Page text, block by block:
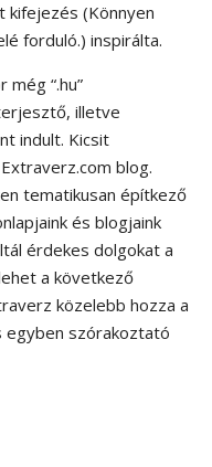
(Könnyen
forduló.) inspirálta.
“.hu”
illetve
indult. Kicsit
blog.
tematikusan építkező
és blogjaink
érdekes dolgokat a
a következő
közelebb hozza a
egyben szórakoztató